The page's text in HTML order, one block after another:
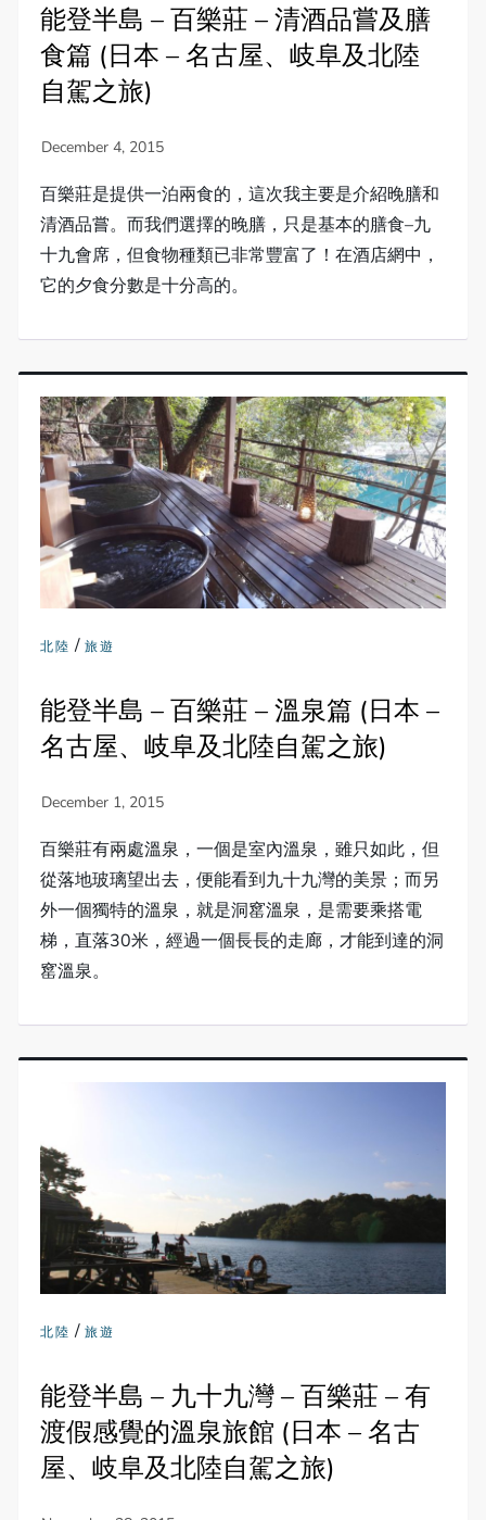
能登半島 – 百樂莊 – 清酒品嘗及膳
食篇 (日本 – 名古屋、岐阜及北陸
自駕之旅)
百樂莊是提供一泊兩食的，這次我主要是介紹晚膳和
清酒品嘗。而我們選擇的晚膳，只是基本的膳食–九
十九會席，但食物種類已非常豐富了！在酒店網中，
它的夕食分數是十分高的。
北陸 /旅遊
能登半島 – 百樂莊 – 溫泉篇 (日本 –
名古屋、岐阜及北陸自駕之旅)
百樂莊有兩處溫泉，一個是室內溫泉，雖只如此，但
從落地玻璃望出去，便能看到九十九灣的美景；而另
外一個獨特的溫泉，就是洞窰溫泉，是需要乘搭電
梯，直落30米，經過一個長長的走廊，才能到達的洞
窰溫泉。
北陸 /旅遊
能登半島 – 九十九灣 – 百樂莊 – 有
渡假感覺的溫泉旅館 (日本 – 名古
屋、岐阜及北陸自駕之旅)